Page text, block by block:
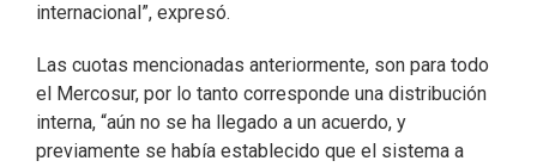
internacional”, expresó.
Las cuotas mencionadas anteriormente, son para todo
el Mercosur, por lo tanto corresponde una distribución
interna, “aún no se ha llegado a un acuerdo, y
previamente se había establecido que el sistema a